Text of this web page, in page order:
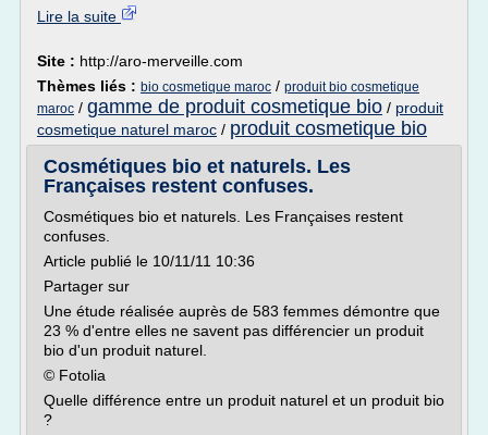
Lire la suite
Site : http://aro-merveille.com
Thèmes liés : bio cosmetique maroc / produit bio cosmetique
maroc / gamme de produit cosmetique bio / produit
cosmetique naturel maroc / produit cosmetique bio
Cosmétiques bio et naturels. Les
Françaises restent confuses.
Cosmétiques bio et naturels. Les Françaises restent
confuses.
Article publié le 10/11/11 10:36
Partager sur
Une étude réalisée auprès de 583 femmes démontre que
23 % d'entre elles ne savent pas différencier un produit
bio d'un produit naturel.
© Fotolia
Quelle différence entre un produit naturel et un produit bio
?